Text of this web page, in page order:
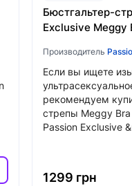
Бюстгальтер-
Exclusive Meggy
Производитель
Если вы ищете
рекомендуем
стрепы Meggy
Passion Exclusive
1299 грн